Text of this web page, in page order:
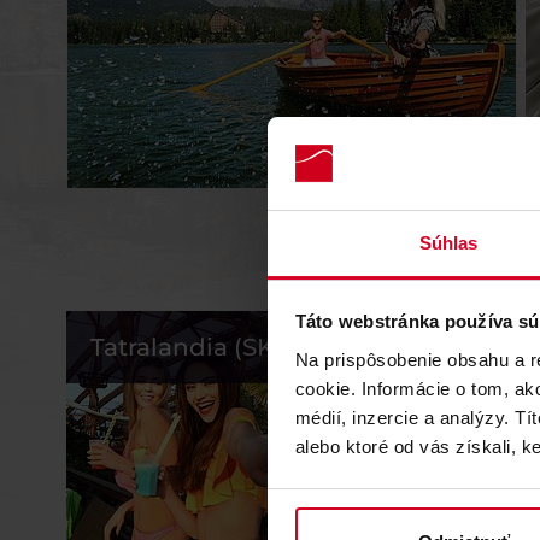
Súhlas
Táto webstránka používa
Na prispôsobenie obsahu a
cookie. Informácie o tom,
médií, inzercie a analýzy.
alebo ktoré od vás získali,
Odkryj
Tatralandia (SK)